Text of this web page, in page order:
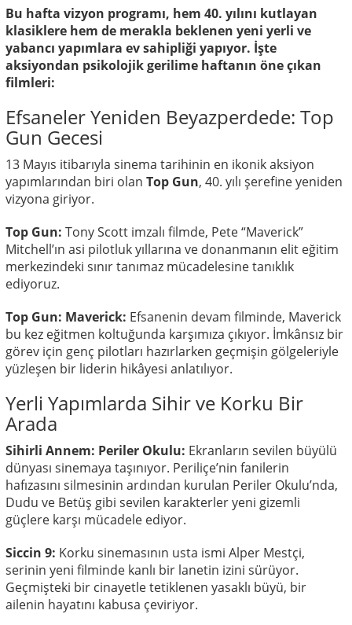
Bu hafta vizyon programı, hem 40. yılını kutlayan
klasiklere hem de merakla beklenen yeni yerli ve
yabancı yapımlara ev sahipliği yapıyor. İşte
aksiyondan psikolojik gerilime haftanın öne çıkan
filmleri:
Efsaneler Yeniden Beyazperdede: Top
Gun Gecesi
13 Mayıs itibarıyla sinema tarihinin en ikonik aksiyon
yapımlarından biri olan Top Gun, 40. yılı şerefine yeniden
vizyona giriyor.
Top Gun: Tony Scott imzalı filmde, Pete “Maverick”
Mitchell’ın asi pilotluk yıllarına ve donanmanın elit eğitim
merkezindeki sınır tanımaz mücadelesine tanıklık
ediyoruz.
Top Gun: Maverick: Efsanenin devam filminde, Maverick
bu kez eğitmen koltuğunda karşımıza çıkıyor. İmkânsız bir
görev için genç pilotları hazırlarken geçmişin gölgeleriyle
yüzleşen bir liderin hikâyesi anlatılıyor.
Yerli Yapımlarda Sihir ve Korku Bir
Arada
Sihirli Annem: Periler Okulu: Ekranların sevilen büyülü
dünyası sinemaya taşınıyor. Periliçe’nin fanilerin
hafızasını silmesinin ardından kurulan Periler Okulu’nda,
Dudu ve Betüş gibi sevilen karakterler yeni gizemli
güçlere karşı mücadele ediyor.
Siccin 9: Korku sinemasının usta ismi Alper Mestçi,
serinin yeni filminde kanlı bir lanetin izini sürüyor.
Geçmişteki bir cinayetle tetiklenen yasaklı büyü, bir
ailenin hayatını kabusa çeviriyor.